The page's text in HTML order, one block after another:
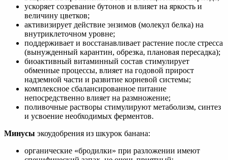
ускоряет созревание бутонов и влияет на яркость и
величину цветков;
активизирует действие энзимов (молекул белка) на
внутриклеточном уровне;
поддерживает и восстанавливает растение после стресса
(вынужденный карантин, обрезка, плановая пересадка);
биоактивный витаминный состав стимулирует
обменные процессы, влияет на годовой прирост
надземной части и развитие корневой системы;
комплексное сбалансированное питание
непосредственно влияет на размножение;
поливочные растворы стимулируют метаболизм, синтез
и усвоение необходимых ферментов.
Минусы экоудобрения из шкурок банана:
органические «бродилки» при разложении имеют